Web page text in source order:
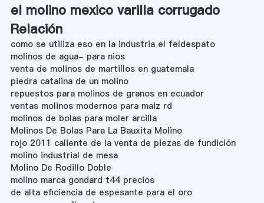
el molino mexico varilla corrugado
Relación
como se utiliza eso en la industria el feldespato
molinos de agua- para nios
venta de molinos de martillos en guatemala
piedra catalina de un molino
repuestos para molinos de granos en ecuador
ventas molinos modernos para maiz rd
molinos de bolas para moler arcilla
Molinos De Bolas Para La Bauxita Molino
rojo 2011 caliente de la venta de piezas de fundición
molino industrial de mesa
Molino De Rodillo Doble
molino marca gondard t44 precios
de alta eficiencia de espesante para el oro